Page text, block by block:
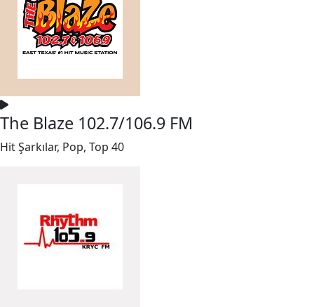
The Blaze 102.7/106.9 FM
Hit Şarkılar, Pop, Top 40